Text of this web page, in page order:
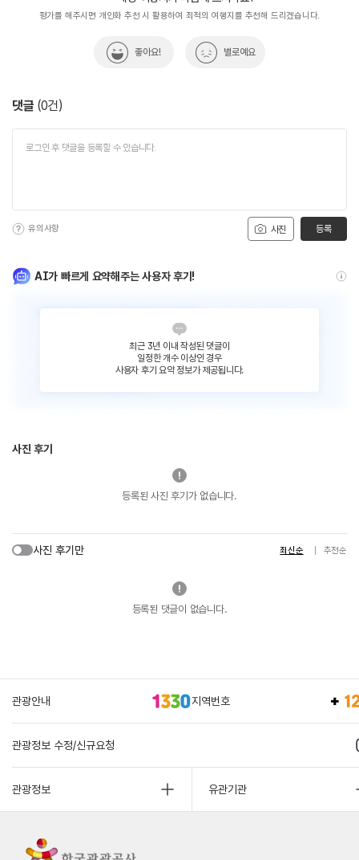
평가를 해주시면 개인화 추천 시 활용하여 최적의 여행지를 추천해 드리겠습니다.
좋아요! 별로예요
댓글 (0건)
사진
유의사항 등록
AI가 빠르게 요약해주는 사용자 후기!
최근 3년 이내 작성된 댓글이
일정한 개수 이상인 경우
사용자 후기 요약 정보가 제공됩니다.
사진 후기
등록된 사진 후기가 없습니다.
사진 후기만 최신순 추천순
등록된 댓글이 없습니다.
관광안내 지역번호
관광정보 수정/신규요청
관광정보 유관기관